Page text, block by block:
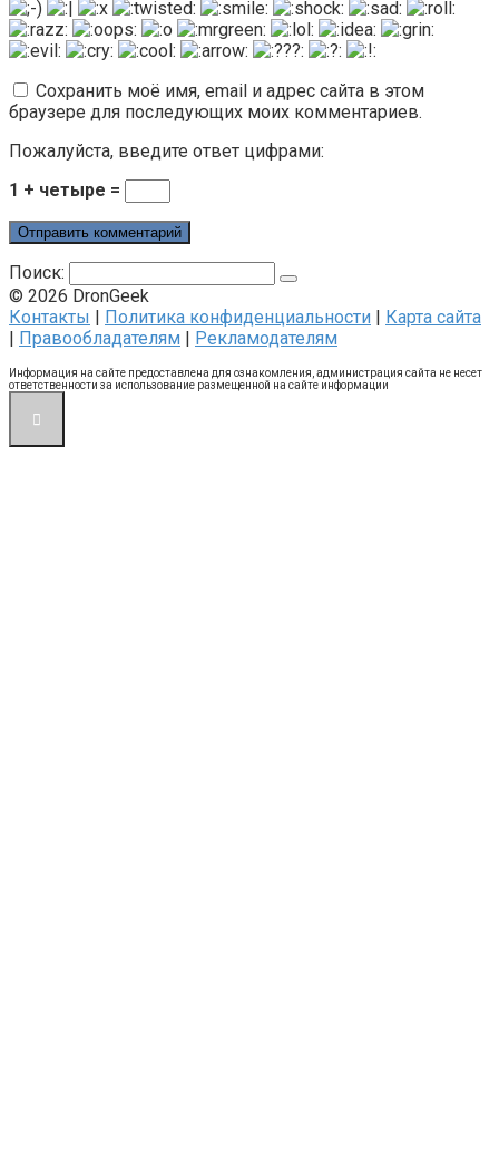
Сохранить моё имя, email и адрес сайта в этом
браузере для последующих моих комментариев.
Пожалуйста, введите ответ цифрами:
1 + четыре =
Поиск:
© 2026 DronGeek
Контакты | Политика конфиденциальности | Карта сайта
| Правообладателям | Рекламодателям
Информация на сайте предоставлена для ознакомления, администрация сайта не несет
ответственности за использование размещенной на сайте информации